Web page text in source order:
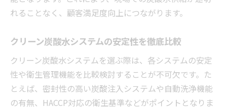
れることなく、顧客満足度向上につながります。
クリーン炭酸水システムの安定性を徹底比較
クリーン炭酸水システムを選ぶ際は、各システムの安定
性や衛生管理機能を比較検討することが不可欠です。た
とえば、密封性の高い炭酸注入システムや自動洗浄機能
の有無、HACCP対応の衛生基準などがポイントとなりま